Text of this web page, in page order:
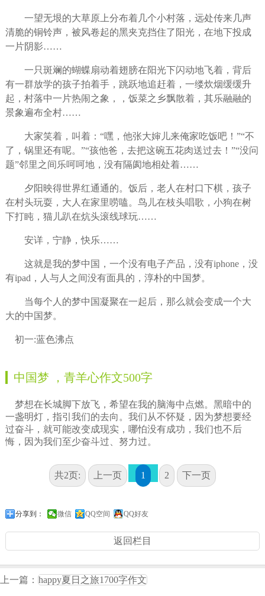
一望无垠的大草原上分布着几个小村落，远处传来几声
清脆的铜铃声，被风卷起的黑夹克挡住了阳光，在地下投成
一片阴影……
一只斑斓的蝴蝶扇动着翅膀在阳光下闪动地飞着，背后
有一群放学的孩子拍着手，跳跃地追赶着，一缕炊烟缓缓升
起，村落中一片热闹之象，，饭菜之乡飘散着，其乐融融的
景象遍布全村……
大家笑着，叫着：“嘿，他张大婶儿来俺家吃饭吧！”“不
了，锅里还有呢。”“孩他爸，去把这碗五花肉送过去！”“没问
题”邻里之间乐呵呵地，没有隔阂地相处着……
夕阳映得世界红通通的。饭后，老人在村口下棋，孩子
在村头玩耍，大人在家里唠嗑。鸟儿在枝头唱歌，小狗在树
下打盹，猫儿趴在炕头滚线球玩……
安详，宁静，快乐……
这就是我的梦中国，一个没有电子产品，没有iphone，没
有ipad，人与人之间没有面具的，淳朴的中国梦。
当每个人的梦中国凝聚在一起后，那么就会变成一个大
大的中国梦。
初一:蓝色沸点
中国梦 ，青羊心作文500字
梦想在长城脚下放飞，希望在我的脑海中点燃。黑暗中的
一盏明灯，指引我们的去向。我们从不怀疑，因为梦想要经
过奋斗，就可能改变成现实，哪怕没有成功，我们也不后
悔，因为我们至少奋斗过、努力过。
共2页: 上一页 1 2 下一页
分享到： 微信 QQ空间 QQ好友
返回栏目
上一篇： happy夏日之旅1700字作文